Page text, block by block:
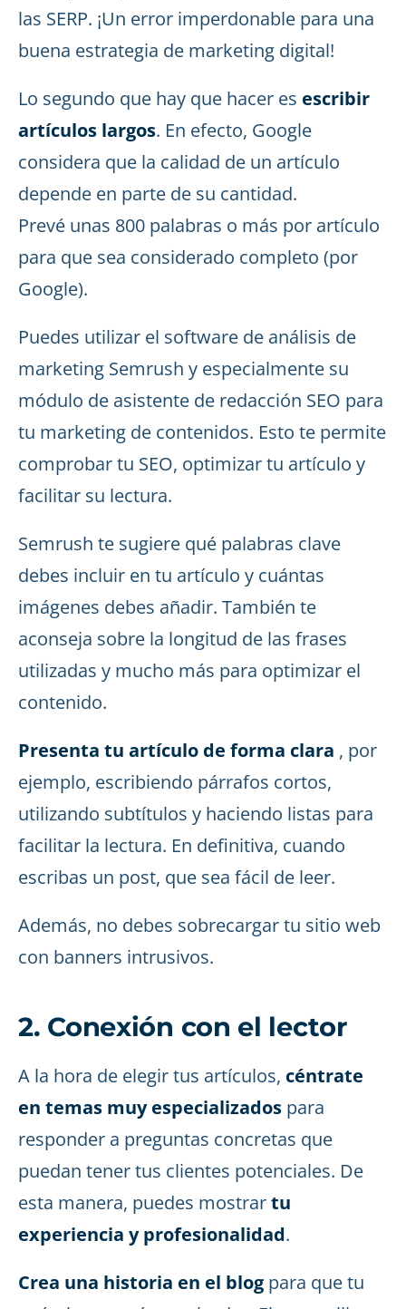
las SERP. ¡Un error imperdonable para una
buena estrategia de marketing digital!
Lo segundo que hay que hacer es escribir
artículos largos. En efecto, Google
considera que la calidad de un artículo
depende en parte de su cantidad.
Prevé unas 800 palabras o más por artículo
para que sea considerado completo (por
Google).
Puedes utilizar el software de análisis de
marketing Semrush y especialmente su
módulo de asistente de redacción SEO para
tu marketing de contenidos. Esto te permite
comprobar tu SEO, optimizar tu artículo y
facilitar su lectura.
Semrush te sugiere qué palabras clave
debes incluir en tu artículo y cuántas
imágenes debes añadir. También te
aconseja sobre la longitud de las frases
utilizadas y mucho más para optimizar el
contenido.
Presenta tu artículo de forma clara , por
ejemplo, escribiendo párrafos cortos,
utilizando subtítulos y haciendo listas para
facilitar la lectura. En definitiva, cuando
escribas un post, que sea fácil de leer.
Además, no debes sobrecargar tu sitio web
con banners intrusivos.
2. Conexión con el lector
A la hora de elegir tus artículos, céntrate
en temas muy especializados para
responder a preguntas concretas que
puedan tener tus clientes potenciales. De
esta manera, puedes mostrartu
experiencia y profesionalidad.
Crea una historia en el blog para que tu